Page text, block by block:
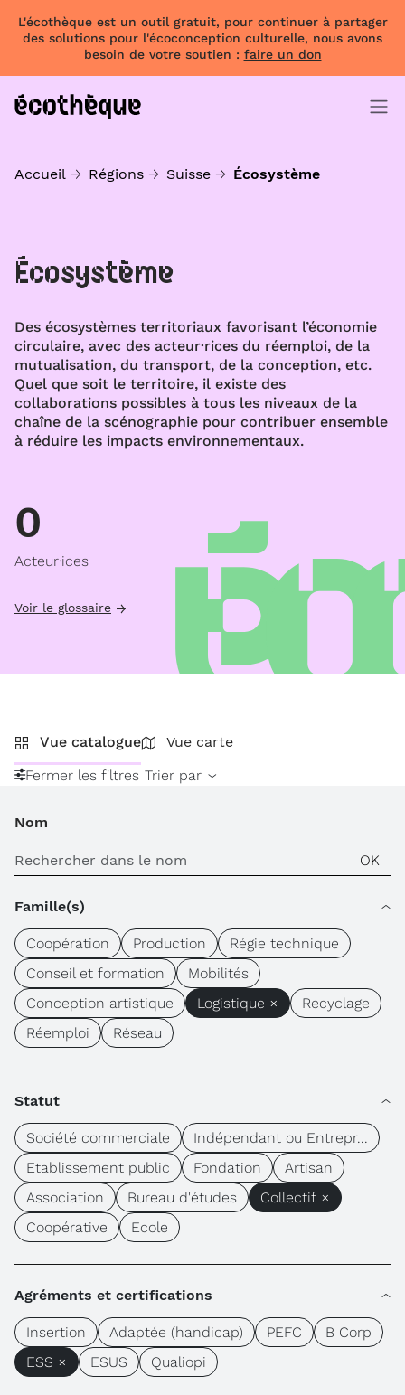
L'écothèque est un outil gratuit, pour continuer à partager
des solutions pour l'écoconception culturelle, nous avons
besoin de votre soutien : faire un don
Accueil Régions Suisse Écosystème
Écosystème
Des écosystèmes territoriaux favorisant l’économie
circulaire, avec des acteur·rices du réemploi, de la
mutualisation, du transport, de la conception, etc.
Quel que soit le territoire, il existe des
collaborations possibles à tous les niveaux de la
chaîne de la scénographie pour contribuer ensemble
à réduire les impacts environnementaux.
0
Acteur·ices
Voir le glossaire
Vue catalogue
Vue carte
Fermer les filtres Trier par
Nom
Famille(s)
Coopération Production
Régie technique
Conseil et formation
Mobilités
Conception artistique
Logistique ×
Recyclage
Réemploi
Réseau
Statut
Société commerciale
Indépendant ou Entrepr...
Etablissement public
Fondation
Artisan
Association
Bureau d'études
Collectif ×
Coopérative
Ecole
Agréments et certifications
Insertion Adaptée (handicap) PEFC
B Corp
ESS ×
ESUS Qualiopi